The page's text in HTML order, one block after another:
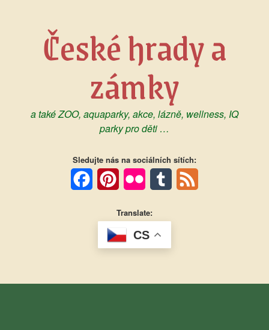
České hrady a
zámky
a také ZOO, aquaparky, akce, lázně, wellness, IQ
parky pro děti …
Sledujte nás na sociálních sítích:
FacebookPinterestFlickr Tumblr
Translate:
CS